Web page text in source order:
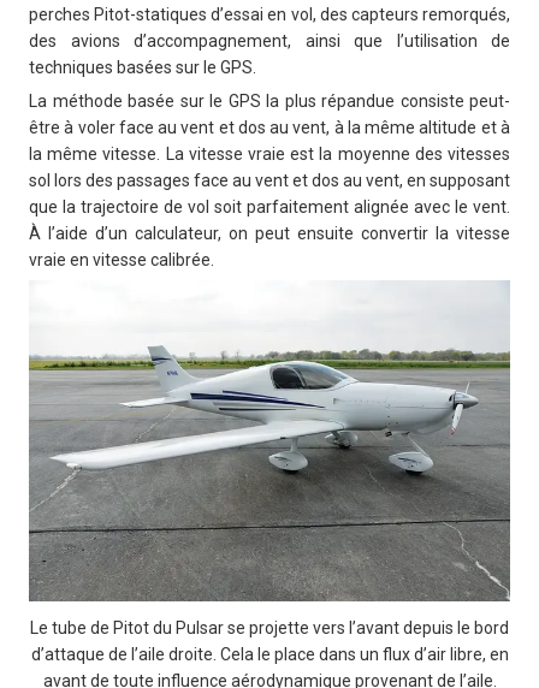
perches Pitot-statiques d’essai en vol, des capteurs remorqués,
des avions d’accompagnement, ainsi que l’utilisation de
techniques basées sur le GPS.
La méthode basée sur le GPS la plus répandue consiste peut-
être à voler face au vent et dos au vent, à la même altitude et à
la même vitesse. La vitesse vraie est la moyenne des vitesses
sol lors des passages face au vent et dos au vent, en supposant
que la trajectoire de vol soit parfaitement alignée avec le vent.
À l’aide d’un calculateur, on peut ensuite convertir la vitesse
vraie en vitesse calibrée.
Le tube de Pitot du Pulsar se projette vers l’avant depuis le bord
d’attaque de l’aile droite. Cela le place dans un flux d’air libre, en
avant de toute influence aérodynamique provenant de l’aile.